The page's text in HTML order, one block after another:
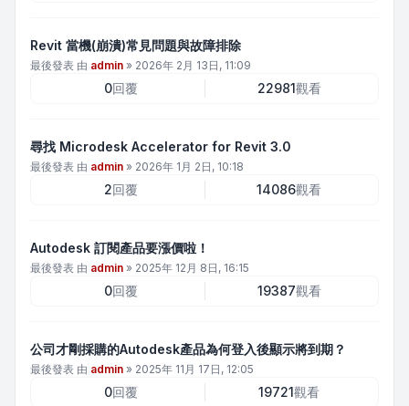
Revit 當機(崩潰)常見問題與故障排除
最後發表 由 admin » 2026年 2月 13日, 11:09
0回覆 22981觀看
尋找 Microdesk Accelerator for Revit 3.0
最後發表 由 admin » 2026年 1月 2日, 10:18
2回覆 14086觀看
Autodesk 訂閱產品要漲價啦！
最後發表 由 admin » 2025年 12月 8日, 16:15
0回覆 19387觀看
公司才剛採購的Autodesk產品為何登入後顯示將到期？
最後發表 由 admin » 2025年 11月 17日, 12:05
0回覆 19721觀看